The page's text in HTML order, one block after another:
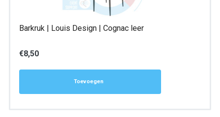
Barkruk | Louis Design | Cognac leer
€8,50
Toevoegen